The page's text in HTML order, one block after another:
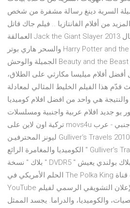
السرية دينغ رسالة مشفرة من شخص
من أفلام الفانتازيا .. فيلم جاك قاتل
العمالقة Jack the Giant Slayer 2013 مترجم فلم المغامرة والخيال
والسحر هاري بوتر Harry Potter and the Goblet of Fire 2005 فلم
الجميلة والوحش Beauty and the Beast 2017 مترجم للعربية فلم
أفضل أفلام ميليسا مكارثي على الطلاق،
قدّم هذا الفيلم الخليط المثالي لمعادلة
هي واحد من افضل افلام كوميديا
فور يو جديد افلام عربية واجنبية ومسلسلات
تركية اون لاين على movs4u تحميل مباشر بدون افلام اجنبي - عرب
ليونز المحترفيـن Gulliver‘s Travels 2010 DvdR5 حصرياً فيلم
الكوميديا والمغامرة الرائع " Gulliver's Travels 2010 " للنجم " جاك
بلاك " نسخة " DVDR5 " ع أكثر من سيرفر جاك بلاك بولندي يعيش
الحلم الأمريكي في The Polka King عرضت قناة Netflix بموقع
YouTube الإعلان التشويقي الرسمي لفيلم The Polka King، وهو
والكوميديا، والدراما. يجسد الممثل